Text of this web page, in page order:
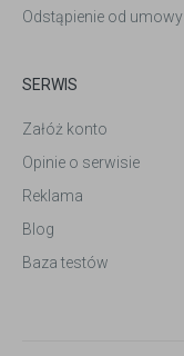
Odstąpienie od umowy
SERWIS
Załóż konto
Opinie o serwisie
Reklama
Blog
Baza testów